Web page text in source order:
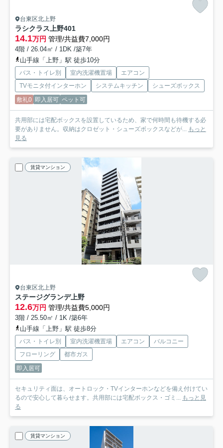
台東区北上野
ラシクラス上野401
14.1万円 管理/共益費7,000円
4階 / 26.04㎡ / 1DK /築7年
山手線「上野」駅 徒歩10分
バス・トイレ別 室内洗濯機置場
エアコン
TVモニタ付インターホン
システムキッチン
シューズボックス
敷礼0 即入居可 ペット可
共用部には宅配ボックスを設置しているため、家で何時間も待機する必
要がありません。収納はクロゼット・シューズボックスなどが... もっと
見る
賃貸マンション
台東区北上野
ステージグランデ上野
12.6万円 管理/共益費5,000円
3階 / 25.50㎡ / 1K /築6年
山手線「上野」駅 徒歩8分
バス・トイレ別 室内洗濯機置場 エアコン
バルコニー
フローリング
都市ガス
即入居可
セキュリティ面は、オートロック・TVインターホンなどを備え付けてい
るので安心して暮らせます。共用部には宅配ボックス・ゴミ... もっと見
る
賃貸マンション